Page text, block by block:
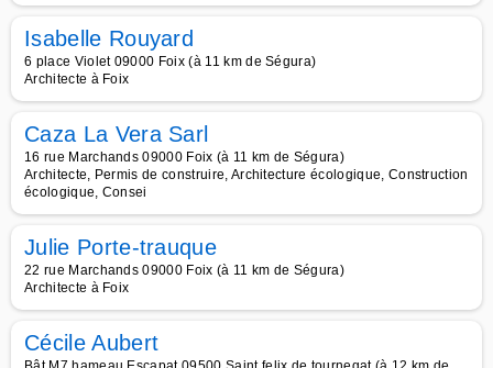
Isabelle Rouyard
6 place Violet 09000 Foix (à 11 km de Ségura)
Architecte à Foix
Caza La Vera Sarl
16 rue Marchands 09000 Foix (à 11 km de Ségura)
Architecte, Permis de construire, Architecture écologique, Construction
écologique, Consei
Julie Porte-trauque
22 rue Marchands 09000 Foix (à 11 km de Ségura)
Architecte à Foix
Cécile Aubert